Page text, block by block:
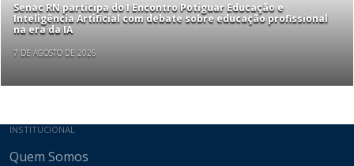
Senac RN participa do I Encontro Potiguar Educação e
Inteligência Artificial com debate sobre educação profissional
na era da IA
7 DE AGOSTO DE 2026
Mapa do site
INSTITUCIONAL
Quem Somos